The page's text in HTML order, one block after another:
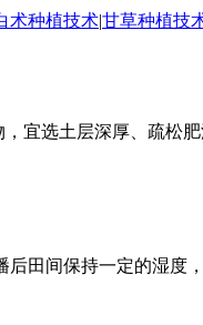
术种植技术|甘草种植技
宜选土层深厚、疏松
田间保持一定的湿度